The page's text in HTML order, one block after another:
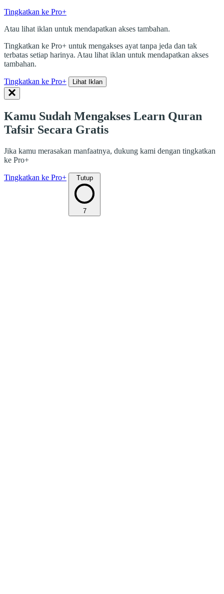
Tingkatkan ke Pro+
Atau lihat iklan untuk mendapatkan akses tambahan.
Tingkatkan ke Pro+ untuk mengakses ayat tanpa jeda dan tak
terbatas setiap harinya. Atau lihat iklan untuk mendapatkan akses
tambahan.
Tingkatkan ke Pro+ Lihat Iklan
Kamu Sudah Mengakses Learn Quran
Tafsir Secara Gratis
Jika kamu merasakan manfaatnya, dukung kami dengan tingkatkan
ke Pro+
Tingkatkan ke Pro+ Tutup
7